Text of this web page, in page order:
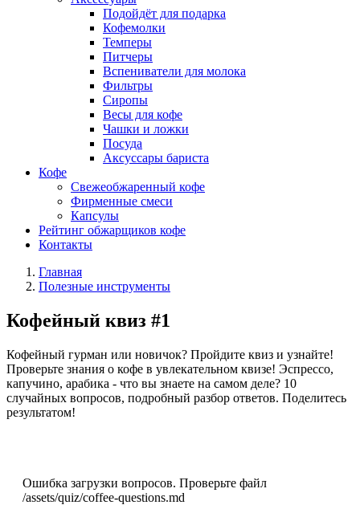
Подойдёт для подарка
Кофемолки
Темперы
Питчеры
Вспениватели для молока
Фильтры
Сиропы
Весы для кофе
Чашки и ложки
Посуда
Аксуссары бариста
Кофе
Свежеобжаренный кофе
Фирменные смеси
Капсулы
Рейтинг обжарщиков кофе
Контакты
Главная
Полезные инструменты
Кофейный квиз #1
Кофейный гурман или новичок? Пройдите квиз и узнайте!
Проверьте знания о кофе в увлекательном квизе! Эспрессо,
капучино, арабика - что вы знаете на самом деле? 10
случайных вопросов, подробный разбор ответов. Поделитесь
результатом!
Ошибка загрузки вопросов. Проверьте файл
/assets/quiz/coffee-questions.md